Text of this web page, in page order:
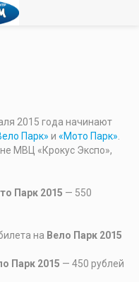
2015 года начинают
Парк» и «Мото Парк»
МВЦ «Крокус Экспо»,
Парк 2015 — 550
на Вело Парк 2015
Парк 2015 — 450 pублей